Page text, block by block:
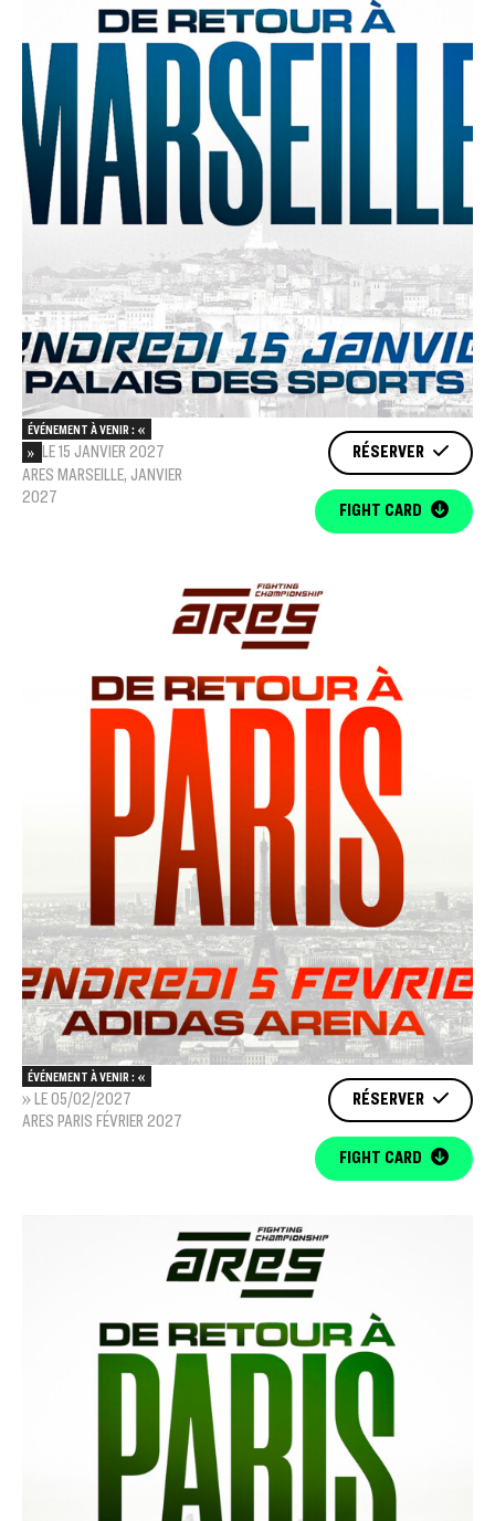
ÉVÉNEMENT À VENIR : «
» LE 15 JANVIER 2027
ARES MARSEILLE, JANVIER
2027
RÉSERVER
FIGHT CARD
ÉVÉNEMENT À VENIR : «
» LE 05/02/2027
ARES PARIS FÉVRIER 2027
RÉSERVER
FIGHT CARD